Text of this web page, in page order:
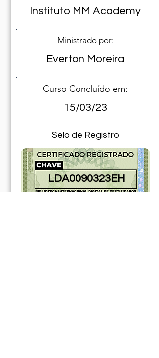
Instituto MM Academy
Ministrado por:
Everton Moreira
Curso Concluído em:
15/03/23
Selo de Registro
LDA0090323EH